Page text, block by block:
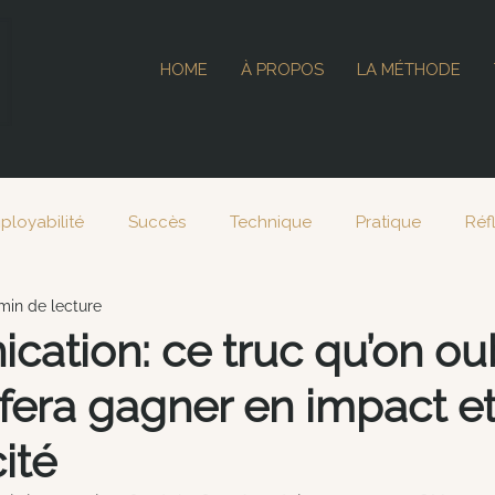
HOME À PROPOS LA MÉTHODE
Succès Technique Pratique
ce truc qu’on
gagner en impact
de lecture